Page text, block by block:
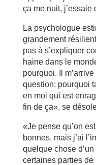
ça me nuit, j’essaie
La psychologue
grandement
pas à s’expliquer
haine dans le
pourquoi. Il
question: pourquoi
en moi qui est
fin de ça», se
«Je pense qu’on
bonnes, mais j’ai
quelque chose
certaines parties